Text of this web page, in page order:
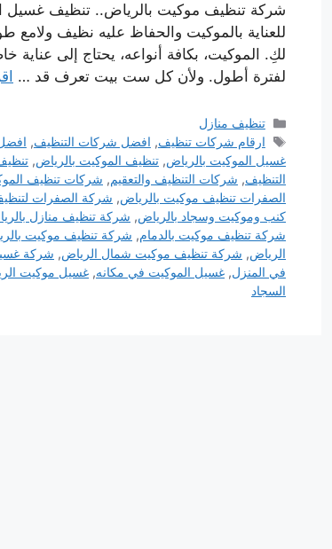
شركة تنظيف موكيت بالرياض.. تنظيف غسيل
للعناية بالموكيت والحفاظ عليه نظيف
لكِ. الموكيت، بكافة أنواعه، يحتاج إلى
لفترة أطول. ولأن كل ست بيت تعرف قد …
التصنيفات
تنظيف منازل
الوسوم
ارقام شركات تنظيف, افضل شركات التنظيف,
غسيل الموكيت بالرياض, تنظيف الموكيت بالرياض,
التنظيف, شركات التنظيف والتعقيم, شركات تنظيف
الصفرات تنظيف موكيت بالرياض, شركة الصفرات
كنب وموكيت وسجاد بالرياض, شركة تنظيف منازل
شركة تنظيف موكيت بالدمام, شركة تنظيف موكيت
الرياض, شركة تنظيف موكيت شمال الرياض, شركة
في المنزل, غسيل الموكيت في مكانه, غسيل موكيت
السجاد